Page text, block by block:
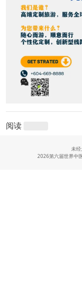
阅读
未
2026第六届世界中